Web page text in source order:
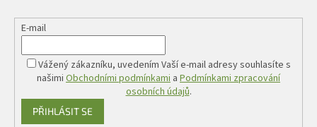
E-mail
Vážený zákazníku, uvedením Vaší e-mail adresy souhlasíte s
našimi Obchodními podmínkami a Podmínkami zpracování
osobních údajů.
PŘIHLÁSIT SE